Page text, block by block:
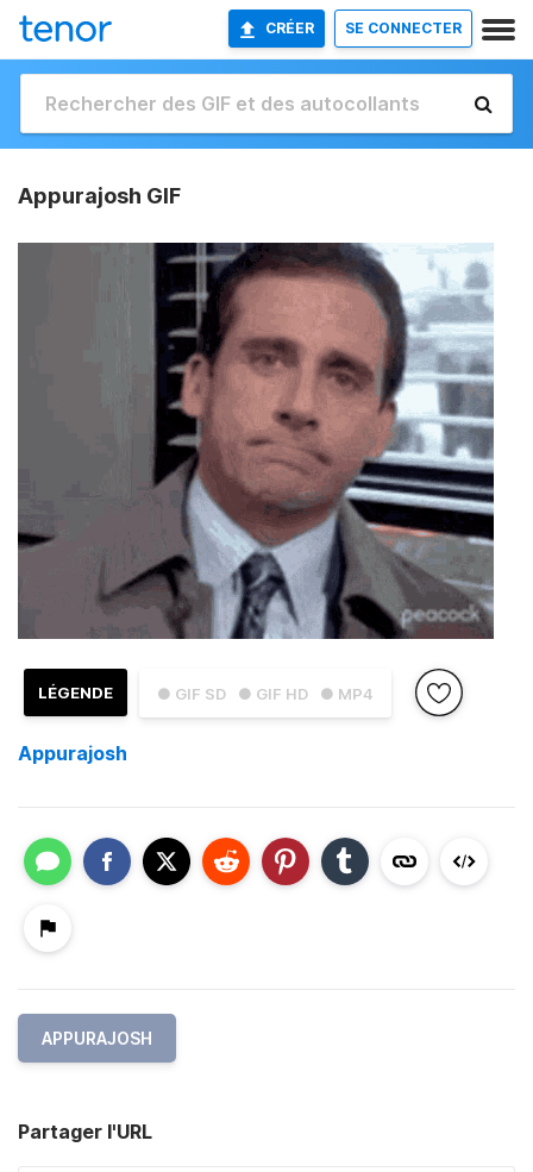
CRÉER SE CONNECTER
Appurajosh GIF
● GIF SD ● GIF HD ● MP4
LÉGENDE
Appurajosh
APPURAJOSH
Partager l'URL